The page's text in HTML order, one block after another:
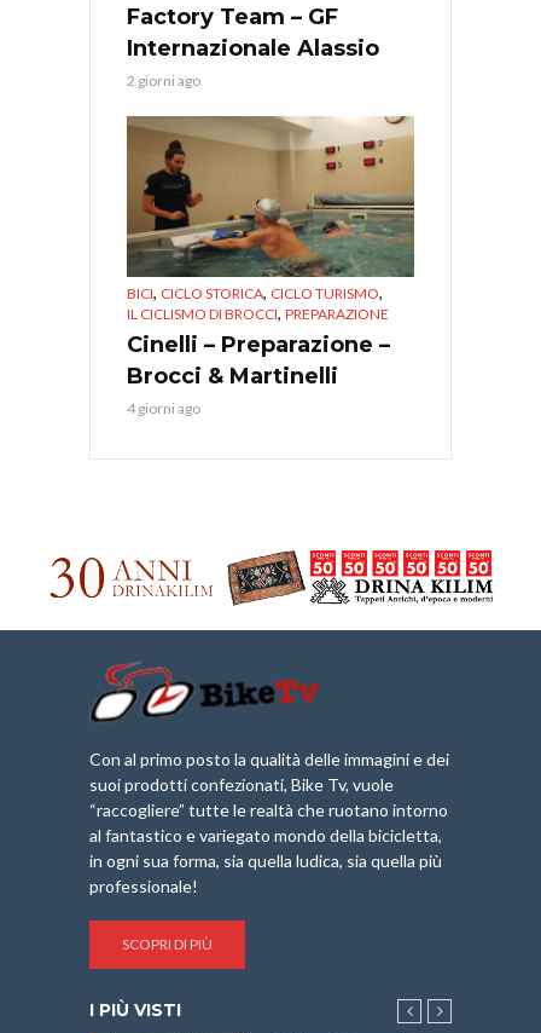
Factory Team – GF
Internazionale Alassio
2 giorni ago
BICI, CICLO STORICA, CICLO TURISMO,
IL CICLISMO DI BROCCI, PREPARAZIONE
Cinelli – Preparazione –
Brocci & Martinelli
4 giorni ago
Con al primo posto la qualità delle immagini e dei
suoi prodotti confezionati, Bike Tv, vuole
“raccogliere” tutte le realtà che ruotano intorno
al fantastico e variegato mondo della bicicletta,
in ogni sua forma, sia quella ludica, sia quella più
professionale!
SCOPRI DI PIÙ
I PIÙ VISTI